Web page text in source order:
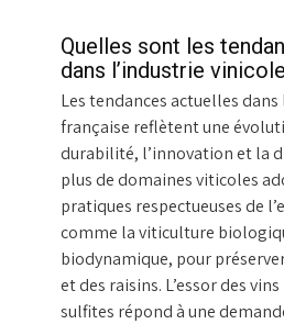
Quelles sont les
dans l’industrie
Les tendances actuelles
française reflètent une
durabilité, l’innovation et la
plus de domaines viticoles
pratiques respectueuses de
comme la viticulture
biodynamique, pour
et des raisins. L’essor des
sulfites répond à une